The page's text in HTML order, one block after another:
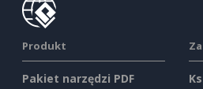
Produkt
Pakiet narzędzi PDF